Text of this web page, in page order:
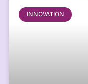
INNOVATION